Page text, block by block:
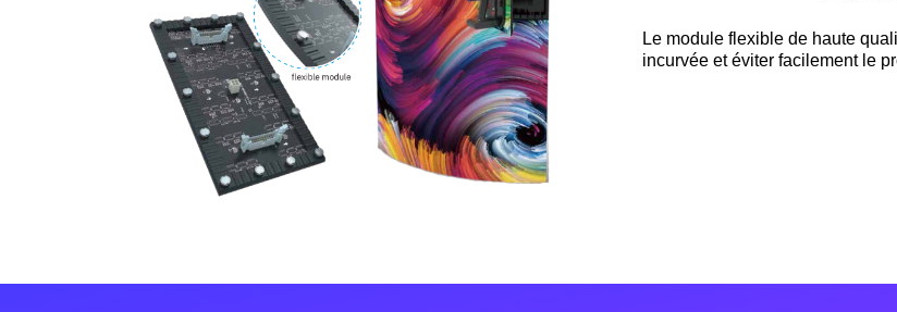
Le module flexible de haute
incurvée et éviter facilement le